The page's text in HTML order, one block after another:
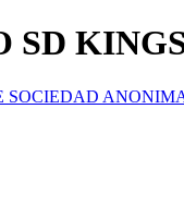
SOCIEDAD